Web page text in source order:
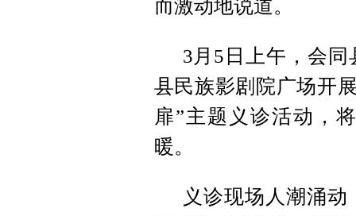
而激动地说道。
3月5日上午，会
县民族影剧院广场开
扉”主题义诊活动，
暖。
义诊现场人潮涌